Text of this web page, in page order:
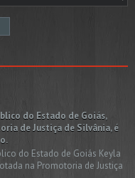
do Estado de Goiás,
de Justiça de Silvânia, é
do Estado de Goiás Keyla
na Promotoria de Justiça